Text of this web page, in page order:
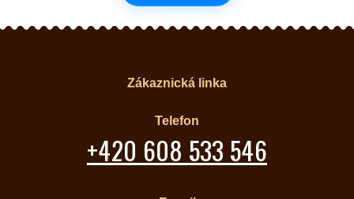
Zákaznická linka
Telefon
+420 608 533 546